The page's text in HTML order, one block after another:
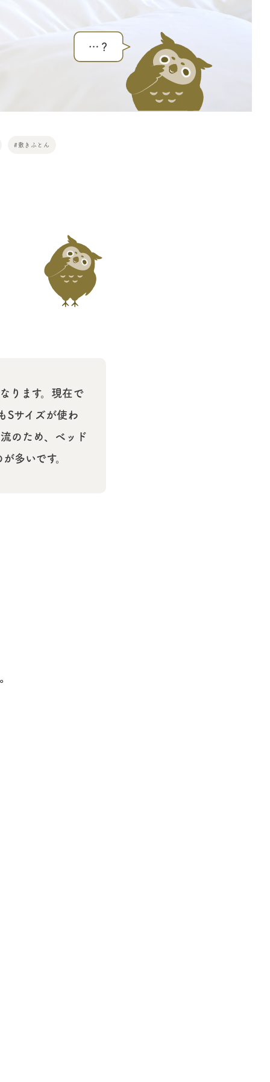
#敷きふとん
ります。現在で
Sサイズが使わ
のため、ベッド
多いです。